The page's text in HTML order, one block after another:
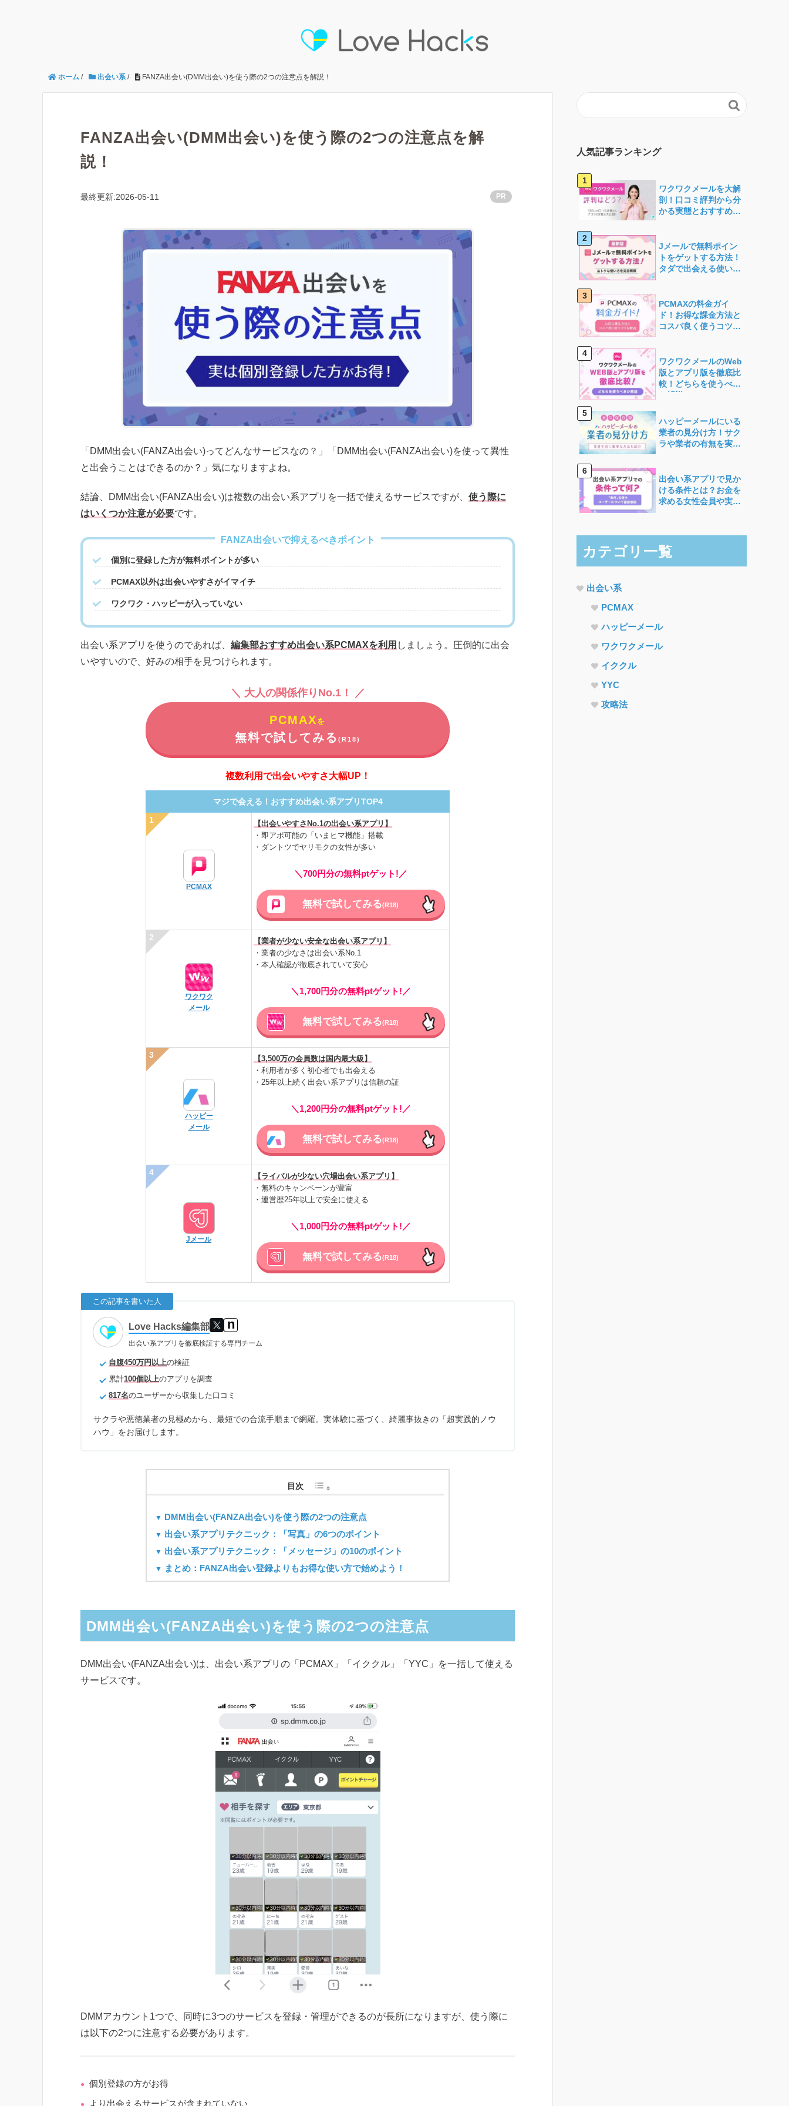
ホーム / 出会い系/ FANZA出会い(DMM出会い)を使う際の2つの注意点を解説！
FANZA出会い(DMM出会い)を使う際の2つの注意点を解
説！
最終更新:2026-05-11 PR
「DMM出会い(FANZA出会い)ってどんなサービスなの？」「DMM出会い(FANZA出会い)を使って異性
と出会うことはできるのか？」気になりますよね。
結論、DMM出会い(FANZA出会い)は複数の出会い系アプリを一括で使えるサービスですが、 使う際に
はいくつか注意が必要です。
FANZA出会いで抑えるべきポイント
個別に登録した方が無料ポイントが多い
PCMAX以外は出会いやすさがイマイチ
ワクワク・ハッピーが入っていない
出会い系アプリを使うのであれば、 編集部おすすめ出会い系PCMAXを利用 しましょう。圧倒的に出会
いやすいので、好みの相手を見つけられます。
＼ 大人の関係作りNo.1！ ／
PCMAX を
無料で試してみる (R18)
複数利用で出会いやすさ大幅UP！
マジで会える！おすすめ出会い系アプリTOP4
PCMAX
【出会いやすさNo.1の出会い系アプリ】
・即アポ可能の「いまヒマ機能」搭載
・ダントツでヤリモクの女性が多い
＼700円分の無料ptゲット!／
無料で試してみる(R18)
ワクワク
メール
【業者が少ない安全な出会い系アプリ】
・業者の少なさは出会い系No.1
・本人確認が徹底されていて安心
＼1,700円分の無料ptゲット!／
無料で試してみる(R18)
ハッピー
メール
【3,500万の会員数は国内最大級】
・利用者が多く初心者でも出会える
・25年以上続く出会い系アプリは信頼の証
＼1,200円分の無料ptゲット!／
無料で試してみる(R18)
Jメール
【ライバルが少ない穴場出会い系アプリ】
・無料のキャンペーンが豊富
・運営歴25年以上で安全に使える
＼1,000円分の無料ptゲット!／
無料で試してみる(R18)
この記事を書いた人
Love Hacks編集部 n
出会い系アプリを徹底検証する専門チーム
自腹450万円以上の検証
累計100個以上のアプリを調査
817名のユーザーから収集した口コミ
サクラや悪徳業者の見極めから、最短での合流手順まで網羅。実体験に基づく、綺麗事抜きの「超実践的ノウ
ハウ」をお届けします。
目次
DMM出会い(FANZA出会い)を使う際の2つの注意点
出会い系アプリテクニック：「写真」の6つのポイント
出会い系アプリテクニック：「メッセージ」の10のポイント
まとめ：FANZA出会い登録よりもお得な使い方で始めよう！
DMM出会い(FANZA出会い)を使う際の2つの注意点
DMM出会い(FANZA出会い)は、出会い系アプリの「PCMAX」「イククル」「YYC」を一括して使える
サービスです。
DMMアカウント1つで、同時に3つのサービスを登録・管理ができるのが長所になりますが、使う際に
は以下の2つに注意する必要があります。
個別登録の方がお得
より出会えるサービスが含まれていない

人気記事ランキング
ワクワクメールを大解
剖！口コミ評判から分
かる実態とおすすめで
Jメールで無料ポイン
トをゲットする方法！
タダで出会える使い方
PCMAXの料金ガイ
ド！お得な課金方法と
コスパ良く使うコツを
ワクワクメールのWeb
版とアプリ版を徹底比
較！どちらを使うべき
か解説
ハッピーメールにいる
業者の見分け方！サク
ラや業者の有無を実際
出会い系アプリで見か
ける条件とは？お金を
求める女性会員や実態
カテゴリ一覧
出会い系
PCMAX
ハッピーメール
ワクワクメール
イククル
YYC
攻略法